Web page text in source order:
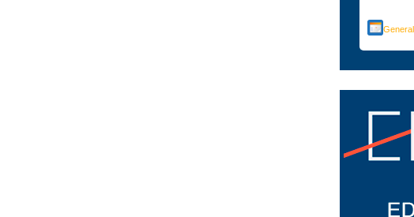
General